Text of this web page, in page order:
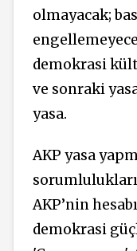
olmayacak;
demokrasi
ve sonraki
yasa.
AKP yasa
AKP’nin
demokrasi